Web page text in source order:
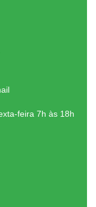
feira 7h às 18h